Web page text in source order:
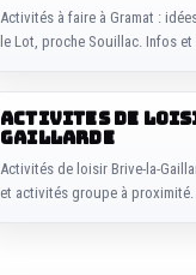
Activités à faire à Gramat :
le Lot, proche Souillac. Infos
ACTIVITES DE
GAILLARDE
Activités de loisir Brive-la-
et activités groupe à proximité.